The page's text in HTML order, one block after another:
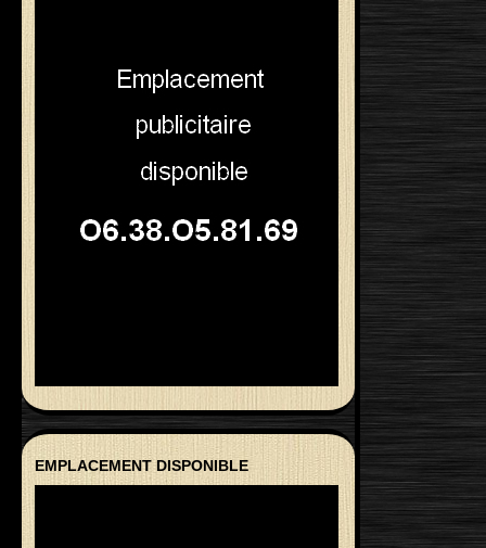
EMPLACEMENT DISPONIBLE